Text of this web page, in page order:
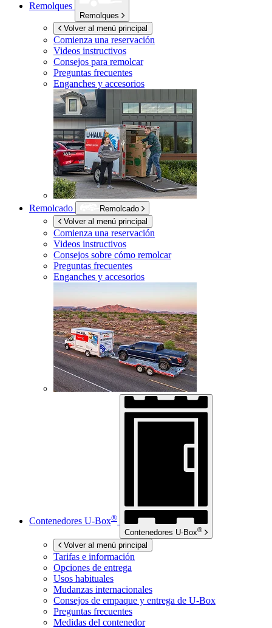
Remolques
Remolques
Volver al menú principal
Comienza una reservación
Videos instructivos
Consejos para remolcar
Preguntas frecuentes
Enganches y accesorios
Remolcado
Remolcado
Volver al menú principal
Comienza una reservación
Videos instructivos
Consejos sobre cómo remolcar
Preguntas frecuentes
Enganches y accesorios
Contenedores U-Box®
Contenedores U-Box®
Volver al menú principal
Tarifas e información
Opciones de entrega
Usos habituales
Mudanzas internacionales
Consejos de empaque y entrega de U-Box
Preguntas frecuentes
Medidas del contenedor